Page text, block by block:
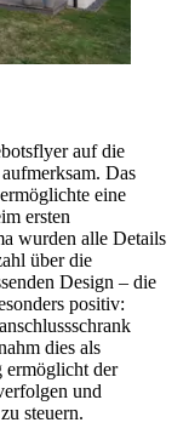
auf die
Das
eine
ersten
wurden alle Details
über die
Design – die
positiv:
dies als
der
und
steuern.